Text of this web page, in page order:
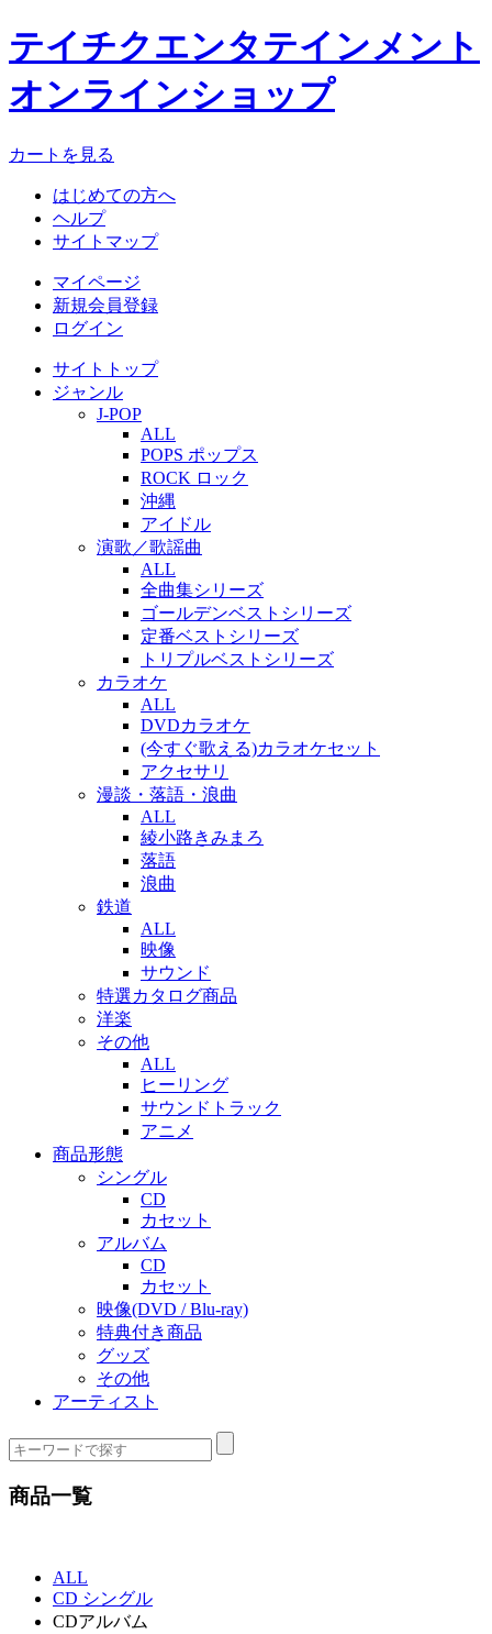
テイチクエンタテインメント
オンラインショップ
カートを見る
はじめての方へ
ヘルプ
サイトマップ
マイページ
新規会員登録
ログイン
サイトトップ
ジャンル
J-POP
ALL
POPS ポップス
ROCK ロック
沖縄
アイドル
演歌／歌謡曲
ALL
全曲集シリーズ
ゴールデンベストシリーズ
定番ベストシリーズ
トリプルベストシリーズ
カラオケ
ALL
DVDカラオケ
(今すぐ歌える)カラオケセット
アクセサリ
漫談・落語・浪曲
ALL
綾小路きみまろ
落語
浪曲
鉄道
ALL
映像
サウンド
特選カタログ商品
洋楽
その他
ALL
ヒーリング
サウンドトラック
アニメ
商品形態
シングル
CD
カセット
アルバム
CD
カセット
映像(DVD / Blu-ray)
特典付き商品
グッズ
その他
アーティスト
商品一覧
ALL
CD シングル
CDアルバム